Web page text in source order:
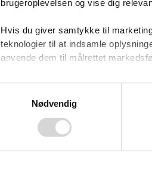
brugeroplevelsen og vise dig
Hvis du giver samtykke til
teknologier til at indsamle
anvende dem til målrettet
Ved at klikke på ”OK” giver du
tilbagekalde dit samtykke ved at
Nødvendig
Varmekilde
Byggeår
Ombygget